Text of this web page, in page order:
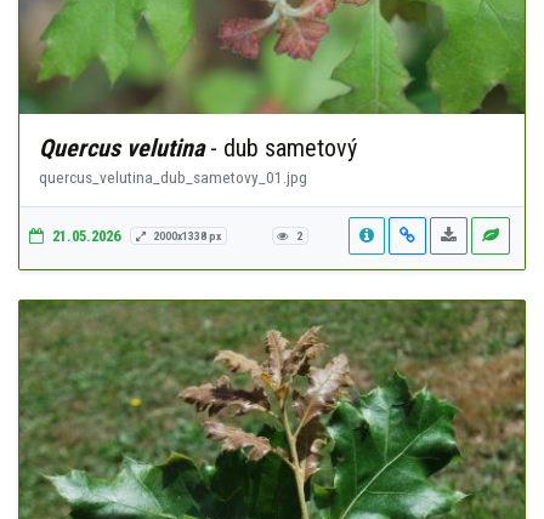
Quercus velutina- dub sametový
quercus_velutina_dub_sametovy_01.jpg
21.05.2026 2000x1338 px 2